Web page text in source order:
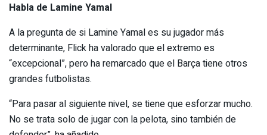
Habla de Lamine Yamal
A la pregunta de si Lamine Yamal es su jugador más
determinante, Flick ha valorado que el extremo es
“excepcional”, pero ha remarcado que el Barça tiene otros
grandes futbolistas.
“Para pasar al siguiente nivel, se tiene que esforzar mucho.
No se trata solo de jugar con la pelota, sino también de